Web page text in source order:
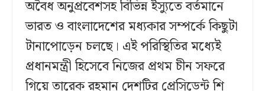
অবৈধ অনুপ্রবেশসহ বিভিন্ন ইস্যুতে বর্তমানে
ভারত ও বাংলাদেশের মধ্যকার সম্পর্কে কিছুটা
টানাপোড়েন চলছে। এই পরিস্থিতির মধ্যেই
প্রধানমন্ত্রী হিসেবে নিজের প্রথম চীন সফরে
গিয়ে তারেক রহমান দেশটির প্রেসিডেন্ট শি